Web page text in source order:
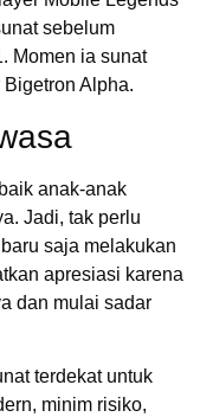
sebelum
Momen ia sunat
Alpha.
anak-anak
Jadi, tak perlu
saja melakukan
apresiasi karena
dan mulai sadar
terdekat untuk
minim risiko,